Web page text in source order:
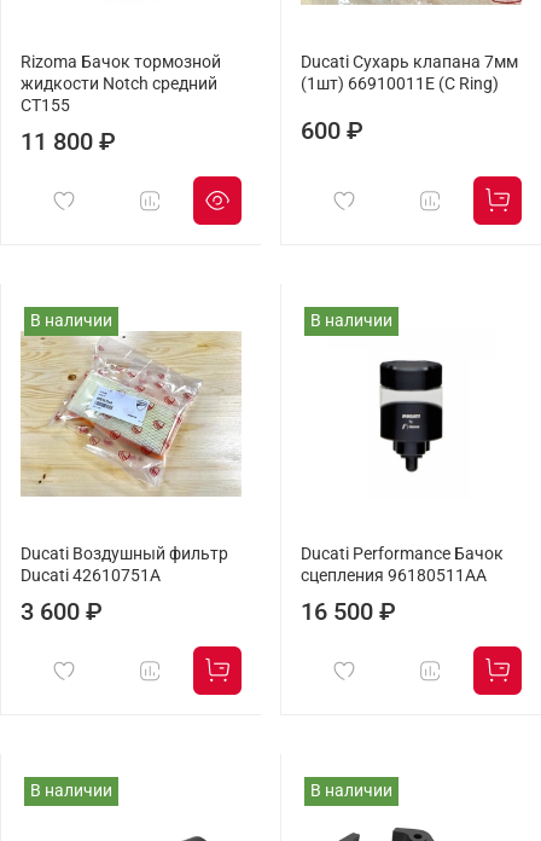
Rizoma Бачок тормозной
жидкости Notch средний
CT155
11 800 ₽
Ducati Сухарь клапана 7мм
(1шт) 66910011E (C Ring)
600 ₽
В наличии
Ducati Воздушный фильтр
Ducati 42610751A
3 600 ₽
В наличии
Ducati Performance Бачок
сцепления 96180511AA
16 500 ₽
В наличии В наличии